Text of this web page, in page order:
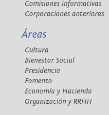
Comisiones informativas
Corporaciones anteriores
Áreas
Cultura
Bienestar Social
Presidencia
Fomento
Economía y Hacienda
Organización y RRHH